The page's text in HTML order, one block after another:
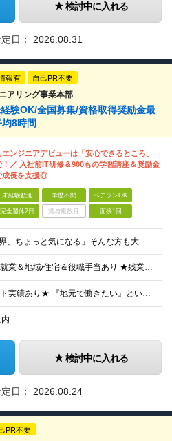
検討中に入れる
日： 2026.08.31
報有 自己PR不要
アリング事業本部
験OK/全国募集/資格取得奨励金最
8時間
エンジニアデビューは「安心できるところ」
！／ 入社前IT研修＆900もの学習講座＆奨励金
成長を支援◎
未経験歓迎 学歴不問 ベテランOK
完全週休2日 賞与複数月 面接1回
★「IT業界、ちょっと気になる」そんな方も大歓迎！ ■学歴不問 ■未経験・第二新卒歓迎 ■知識・経験はこれから身につけていければOK！ □■ステップアップ■□ 社内システム開発やインフラ構築などジャ
★通勤＆就業＆地域/住宅＆役職手当あり ★残業代は全額支給 ★選べる給与制度あり！ ■東京・神奈川・千葉・埼玉勤務の場合 月給24.5万円～55万円＋諸手当 （残業代は全額支給） (20,000円の
★リモート実績あり★ 『地元で働きたい』という希望に、業界トップクラス約7,000件の取引事業所数、90,000件以上のプロジェクトから検討をいたします。 全国の取引先での就業となります（沖縄を除
検討中に入れる
日： 2026.08.24
PR不要